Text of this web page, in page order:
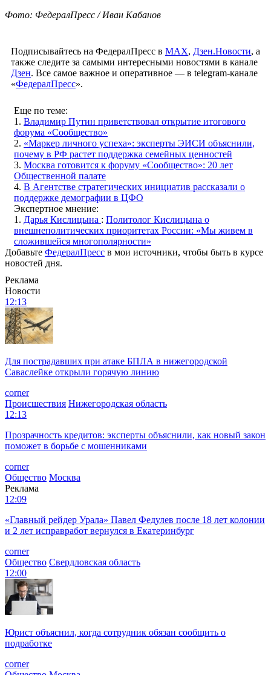
Фото: ФедералПресс / Иван Кабанов
Подписывайтесь на ФедералПресс в МАХ, Дзен.Новости, а
также следите за самыми интересными новостями в канале
Дзен. Все самое важное и оперативное — в telegram-канале
«ФедералПресс».
Еще по теме:
1. Владимир Путин приветствовал открытие итогового
форума «Сообщество»
2. «Маркер личного успеха»: эксперты ЭИСИ объяснили,
почему в РФ растет поддержка семейных ценностей
3. Москва готовится к форуму «Сообщество»: 20 лет
Общественной палате
4. В Агентстве стратегических инициатив рассказали о
поддержке демографии в ЦФО
Экспертное мнение:
1. Дарья Кислицына : Политолог Кислицына о
внешнеполитических приоритетах России: «Мы живем в
сложившейся многополярности»
Добавьте ФедералПресс в мои источники, чтобы быть в курсе
новостей дня.
Реклама
Новости
12:13
Для пострадавших при атаке БПЛА в нижегородской
Саваслейке открыли горячую линию
corner
Происшествия Нижегородская область
12:13
Прозрачность кредитов: эксперты объяснили, как новый закон
поможет в борьбе с мошенниками
corner
Общество Москва
Реклама
12:09
«Главный рейдер Урала» Павел Федулев после 18 лет колонии
и 2 лет исправработ вернулся в Екатеринбург
corner
Общество Свердловская область
12:00
Юрист объяснил, когда сотрудник обязан сообщить о
подработке
corner